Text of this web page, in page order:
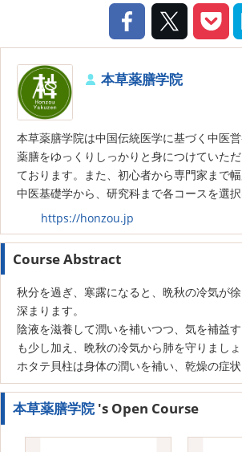
本草薬膳学院
本草薬膳学院は中国伝統医学に基づく中医
薬膳をゆっくりしっかりと身につけていた
ております。また、初心者から専門家まで幅
中医基礎学から、研究科まで各コースを選択
https://honzou.jp
Course Abstract
秋分を過ぎ、寒露になると、晩秋の冷気が
深まります。
陰液を滋養して潤いを補いつつ、気を補益
も少し加え、晩秋の冷気から肺を守りましょ
ホタテ貝柱は身体の潤いを補い、乾燥の症状
本草薬膳学院's Open Course